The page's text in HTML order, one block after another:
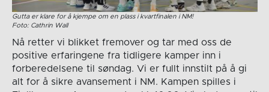
Gutta er klare for å kjempe om en plass i kvartfinalen i NM!
Foto: Cathrin Wall
Nå retter vi blikket fremover og tar med oss de
positive erfaringene fra tidligere kamper inn i
forberedelsene til søndag. Vi er fullt innstilt på å gi
alt for å sikre avansement i NM. Kampen spilles i